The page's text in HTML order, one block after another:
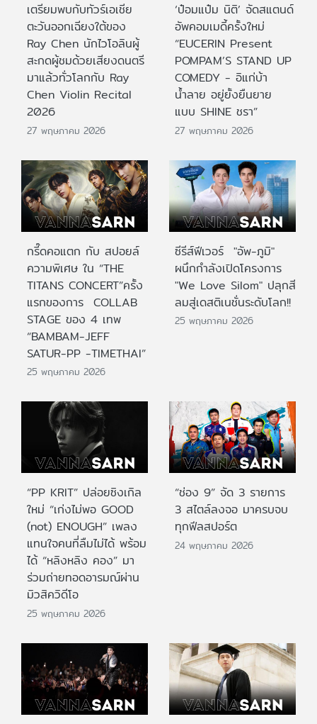
เตรียมพบกับทัวร์เอเชีย
ตะวันออกเฉียงใต้ของ
Ray Chen นักไวโอลินผู้
สะกดผู้ชมด้วยเสียงดนตรี
มาแล้วทั่วโลกกับ Ray
Chen Violin Recital
2026
27 พฤษภาคม 2026
‘ป๋อมแป๋ม นิติ’ จัดสแตนด์
อัพคอมเมดี้ครั้งใหม่
“EUCERIN Present
POMPAM’S STAND UP
COMEDY - อิแก่บ้า
น้ำลาย อยู่ยั้งยืนยาย
แบบ SHINE ชรา”
27 พฤษภาคม 2026
กรี๊ดคอแตก กับ สปอยล์
ความพิเศษ ใน “THE
TITANS CONCERT”ครั้ง
แรกของการ COLLAB
STAGE ของ 4 เทพ
“BAMBAM-JEFF
SATUR-PP -TIMETHAI”
25 พฤษภาคม 2026
ซีรีส์ฟีเวอร์ "อัพ-ภูมิ"
ผนึกกำลังเปิดโครงการ
"We Love Silom" ปลุกสี
ลมสู่เดสติเนชั่นระดับโลก!!
25 พฤษภาคม 2026
“PP KRIT” ปล่อยซิงเกิล
ใหม่ “เก่งไม่พอ GOOD
(not) ENOUGH” เพลง
แทนใจคนที่ลืมไม่ได้ พร้อม
ได้ “หลิงหลิง คอง” มา
ร่วมถ่ายทอดอารมณ์ผ่าน
มิวสิควิดีโอ
25 พฤษภาคม 2026
“ช่อง 9” จัด 3 รายการ
3 สไตล์ลงจอ มาครบจบ
ทุกฟีลสปอร์ต
24 พฤษภาคม 2026